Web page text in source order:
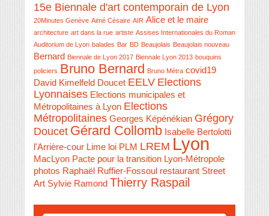
15e Biennale d'art contemporain de Lyon
20Minutes Genève Aimé Césaire AIR Alice et le maire
architecture art dans la rue artiste Assises Internationales du Roman
Auditorium de Lyon balades Bar BD Beaujolais Beaujolais nouveau
Bernard Biennale de Lyon 2017 Biennale Lyon 2013 bouquins
policiers Bruno Bernard Bruno Métra covid19
David Kimelfeld Doucet EELV Elections
Lyonnaises Elections municipales et
Métropolitaines à Lyon Elections
Métropolitaines Georges Képénékian Grégory
Doucet Gérard Collomb Isabelle Bertolotti
l'Arrière-cour Lime loi PLM LREM Lyon
MacLyon Pacte pour la transition Lyon-Métropole
photos Raphaël Ruffier-Fossoul restaurant Street
Art Sylvie Ramond Thierry Raspail